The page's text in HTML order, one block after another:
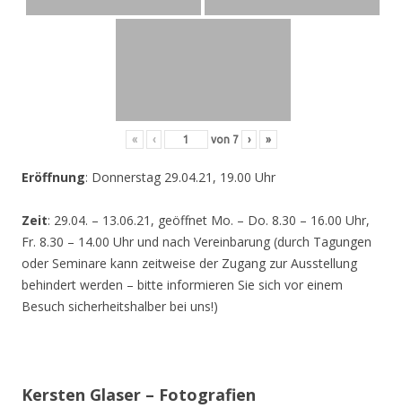
« ‹ von 7 › »
Eröffnung: Donnerstag 29.04.21, 19.00 Uhr
Zeit: 29.04. – 13.06.21, geöffnet Mo. – Do. 8.30 – 16.00 Uhr,
Fr. 8.30 – 14.00 Uhr und nach Vereinbarung (durch Tagungen
oder Seminare kann zeitweise der Zugang zur Ausstellung
behindert werden – bitte informieren Sie sich vor einem
Besuch sicherheitshalber bei uns!)
Kersten Glaser – Fotografien